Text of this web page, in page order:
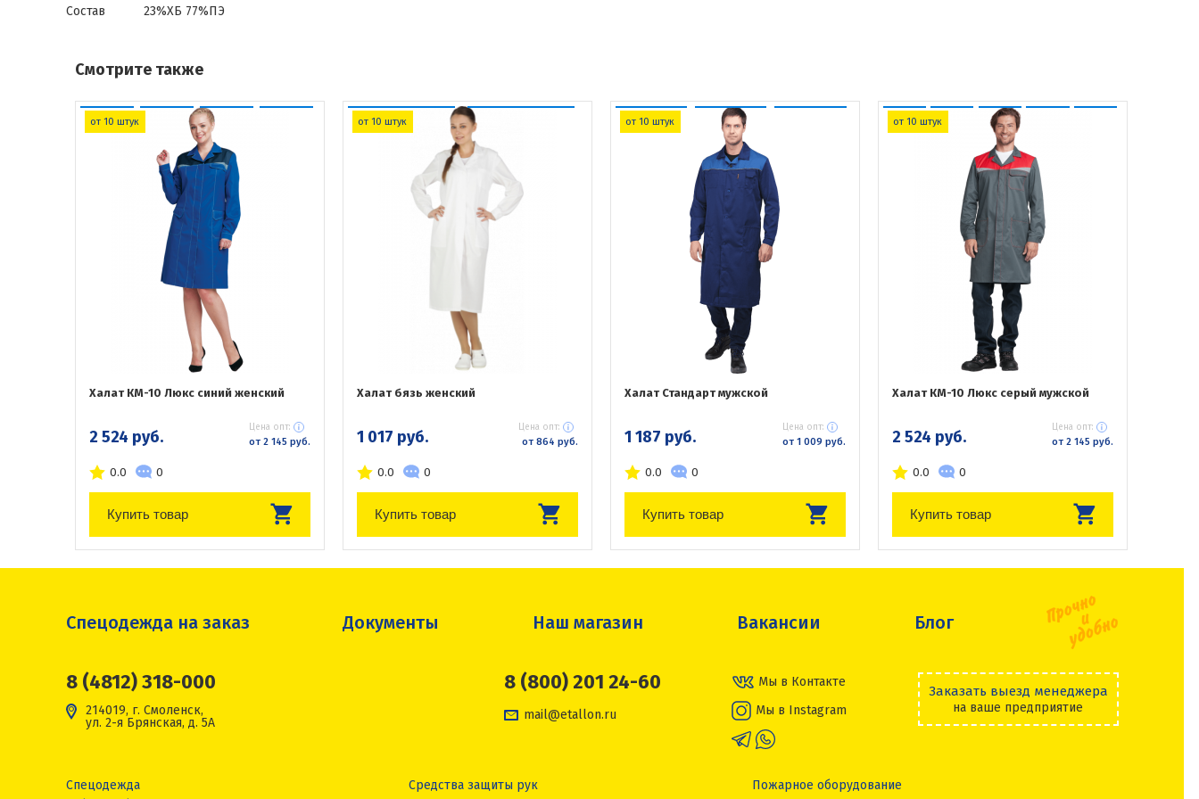
Состав 23%ХБ 77%ПЭ
Смотрите также
от 10 штук
Халат КМ-10 Люкс синий женский
2 524 руб. Цена опт:
от 2 145 руб.
0.0 0
Купить товар
от 10 штук
Халат бязь женский
1 017 руб. Цена опт:
от 864 руб.
0.0 0
Купить товар
от 10 штук
Халат Стандарт мужской
1 187 руб. Цена опт:
от 1 009 руб.
0.0 0
Купить товар
от 10 штук
Халат КМ-10 Люкс серый мужской
2 524 руб. Цена опт:
от 2 145 руб.
0.0 0
Купить товар
Спецодежда на заказ Документы Наш магазин Вакансии Блог
8 (4812) 318-000
214019, г. Смоленск,
ул. 2-я Брянская, д. 5А
8 (800) 201 24-60
mail@etallon.ru
Мы в Контакте
Мы в Instagram
Заказать выезд менеджера
на ваше предприятие
Спецодежда
Средства защиты рук
Пожарное оборудование